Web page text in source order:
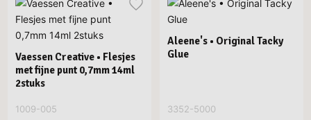
Vaessen Creative • Flesjes
met fijne punt 0,7mm 14ml
2stuks
1009-005
Aleene's • Original Tacky
Glue
3352-5000